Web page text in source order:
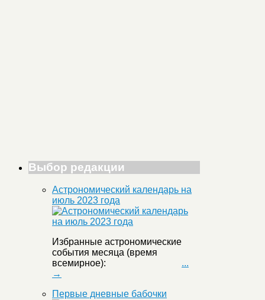
Выбор редакции
Астрономический календарь на
июль 2023 года
Избранные астрономические
события месяца (время
всемирное): ...
→
Первые дневные бабочки